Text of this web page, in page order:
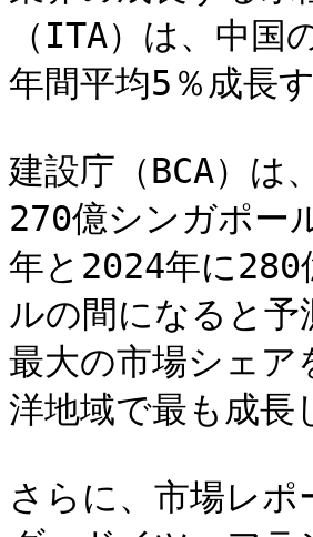
（ITA）は、中国
年間平均5％成長
建設庁（BCA）
270億シンガポー
年と2024年に280
ルの間になると
最大の市場シェア
洋地域で最も成長
さらに、市場レ